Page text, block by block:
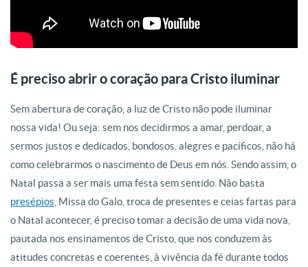
É preciso abrir o coração para Cristo iluminar
Sem abertura de coração, a luz de Cristo não pode iluminar
nossa vida! Ou seja: sem nos decidirmos a amar, perdoar, a
sermos justos e dedicados, bondosos, alegres e pacíficos, não há
como celebrarmos o nascimento de Deus em nós. Sendo assim, o
Natal passa a ser mais uma festa sem sentido. Não basta
presépios , Missa do Galo, troca de presentes e ceias fartas para
o Natal acontecer, é preciso tomar a decisão de uma vida nova,
pautada nos ensinamentos de Cristo, que nos conduzem às
atitudes concretas e coerentes, à vivência da fé durante todos